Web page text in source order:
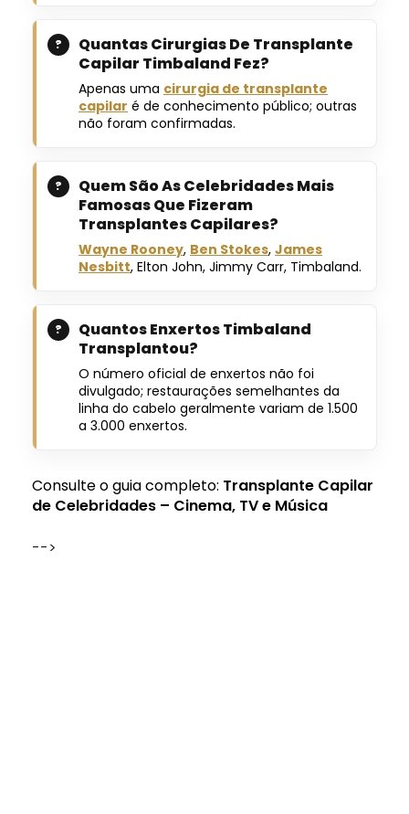
Quantas Cirurgias De Transplante
Capilar Timbaland Fez?
Apenas uma cirurgia de transplante
capilar é de conhecimento público; outras
não foram confirmadas.
Quem São As Celebridades Mais
Famosas Que Fizeram
Transplantes Capilares?
Wayne Rooney, Ben Stokes, James
Nesbitt, Elton John, Jimmy Carr, Timbaland.
Quantos Enxertos Timbaland
Transplantou?
O número oficial de enxertos não foi
divulgado; restaurações semelhantes da
linha do cabelo geralmente variam de 1.500
a 3.000 enxertos.
Consulte o guia completo: Transplante Capilar
de Celebridades – Cinema, TV e Música
-->